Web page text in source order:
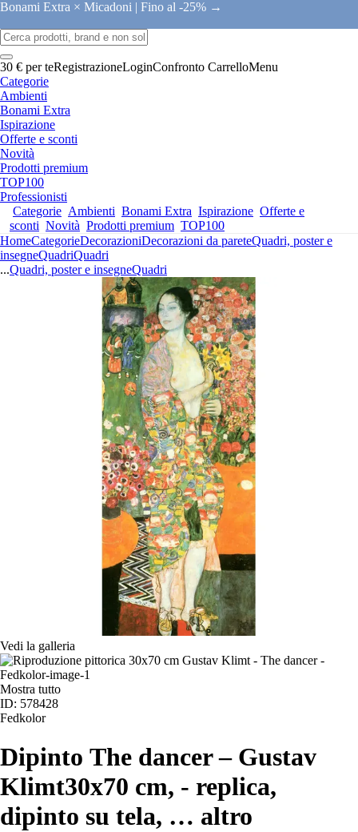
Bonami Extra × Micadoni | Fino al -25% →
30 € per teRegistrazioneLoginConfronto CarrelloMenu
Categorie
Ambienti
Bonami Extra
Ispirazione
Offerte e sconti
Novità
Prodotti premium
TOP100
Professionisti
Categorie Ambienti Bonami Extra Ispirazione Offerte e
sconti Novità Prodotti premium TOP100
HomeCategorieDecorazioniDecorazioni da pareteQuadri, poster e
insegneQuadriQuadri
...Quadri, poster e insegneQuadri
Vedi la galleria
Mostra tutto
ID: 578428
Fedkolor
Dipinto The dancer – Gustav
Klimt30x70 cm, - replica,
dipinto su tela, … altro